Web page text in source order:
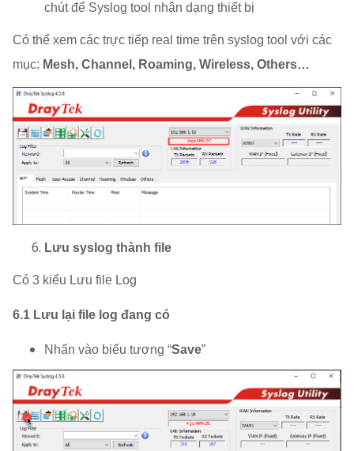
chút để Syslog tool nhận dạng thiết bị
Có thể xem các trực tiếp real time trên syslog tool với các
mục: Mesh, Channel, Roaming, Wireless, Others…
Lưu syslog thành file
Có 3 kiểu Lưu file Log
6.1 Lưu lại file log đang có
Nhấn vào biểu tượng “Save”